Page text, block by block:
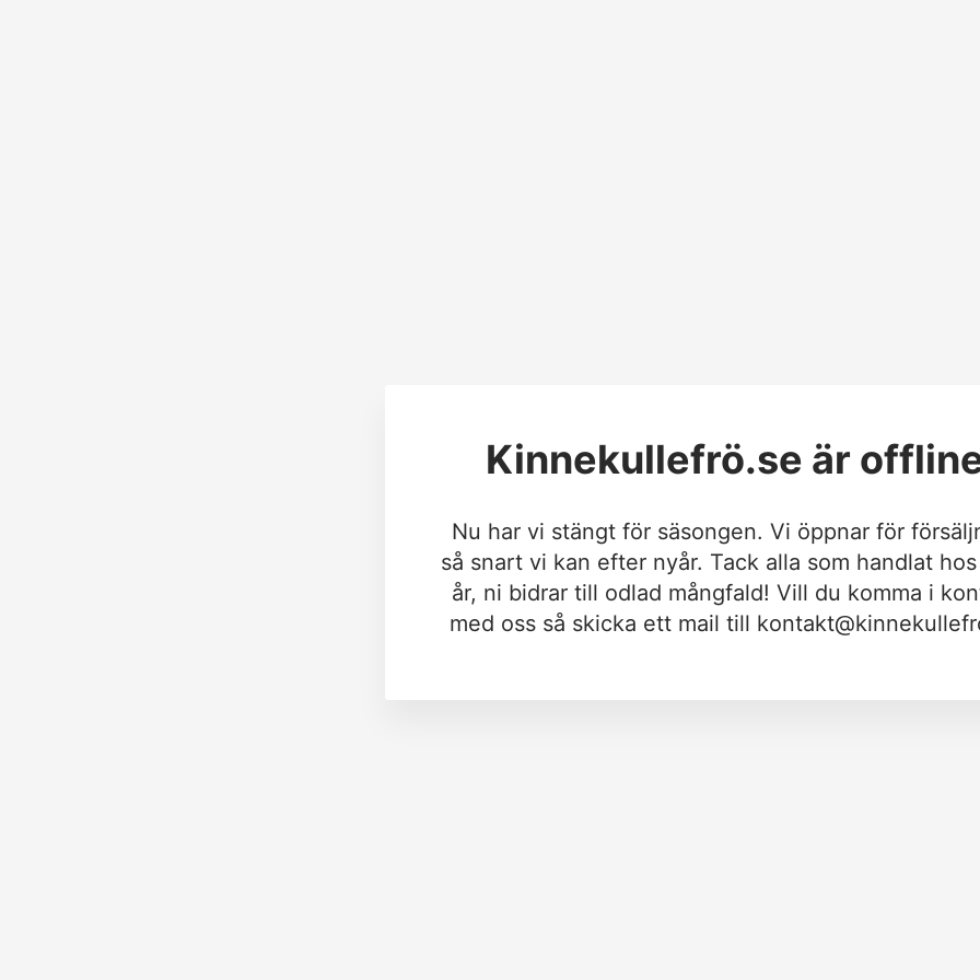
Kinnekullefrö.se är
Nu har vi stängt för säsongen. Vi öppnar för
så snart vi kan efter nyår. Tack alla som handlat
år, ni bidrar till odlad mångfald! Vill du komma i
med oss så skicka ett mail till